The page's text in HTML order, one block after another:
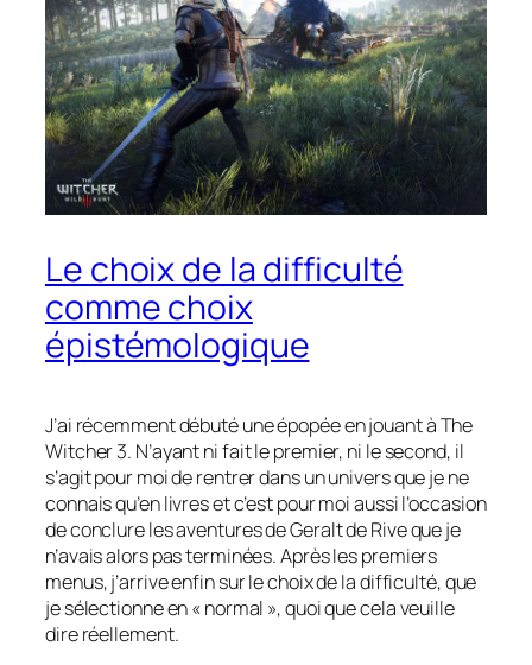
Le choix de la difficulté
comme choix
épistémologique
J’ai récemment débuté une épopée en jouant àThe
Witcher3. N’ayant ni fait le premier, ni le second, il
s’agit pour moi de rentrer dans un univers que je ne
connais qu’en livres et c’est pour moi aussi l’occasion
de conclure les aventures de Geralt de Rive que je
n’avais alors pas terminées. Après les premiers
menus, j’arrive enfin sur le choix de la difficulté, que
je sélectionne en « normal », quoi que cela veuille
dire réellement.